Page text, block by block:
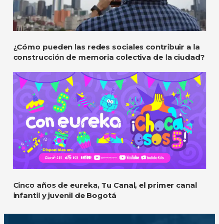
¿Cómo pueden las redes sociales contribuir a la
construcción de memoria colectiva de la ciudad?
Cinco años de eureka, Tu Canal, el primer canal
infantil y juvenil de Bogotá